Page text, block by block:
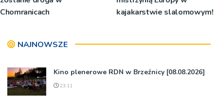
Chomranicach
kajakarstwie slalomowym!
NAJNOWSZE
Kino plenerowe RDN w Brzeźnicy [08.08.2026]
23:11